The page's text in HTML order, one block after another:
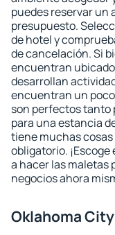
puedes reservar
presupuesto.
de hotel y
de cancelación. Si
encuentran
desarrollan
encuentran un
son perfectos tanto
para una estancia
tiene muchas
obligatorio.
a hacer las maletas
negocios ahora
Oklahoma